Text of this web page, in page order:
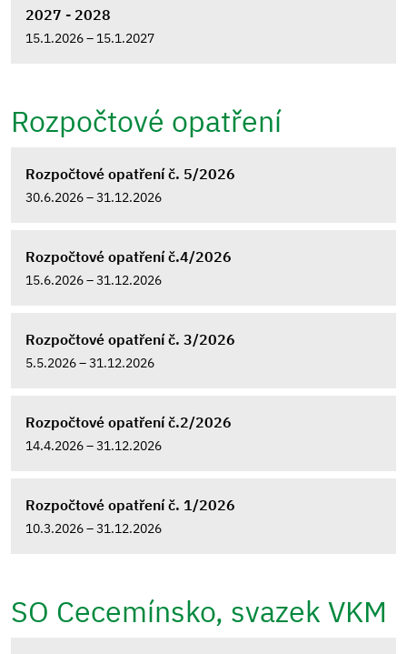
2027 - 2028
15.1.2026 – 15.1.2027
Rozpočtové opatření
Rozpočtové opatření č. 5/2026
30.6.2026 – 31.12.2026
Rozpočtové opatření č.4/2026
15.6.2026 – 31.12.2026
Rozpočtové opatření č. 3/2026
5.5.2026 – 31.12.2026
Rozpočtové opatření č.2/2026
14.4.2026 – 31.12.2026
Rozpočtové opatření č. 1/2026
10.3.2026 – 31.12.2026
SO Cecemínsko, svazek VKM